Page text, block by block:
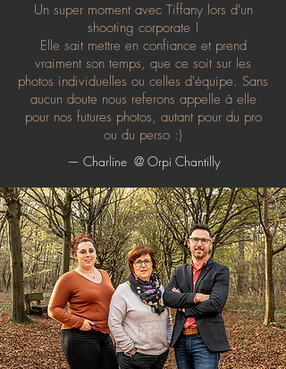
Un super moment avec Tiffany lors d'un
shooting corporate !
Elle sait mettre en confiance et prend
vraiment son temps, que ce soit sur les
photos individuelles ou celles d'équipe. Sans
aucun doute nous referons appelle à elle
pour nos futures photos, autant pour du pro
ou du perso :)
— Charline @ Orpi Chantilly